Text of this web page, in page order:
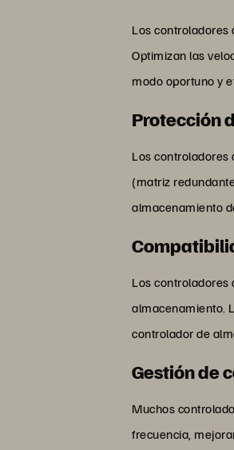
Los controladores
Optimizan las
modo oportuno y
Protección
Los controladores
(matriz
almacenamiento
Los controladores
almacenamiento.
controlador de
Gestión de
Muchos
frecuencia,